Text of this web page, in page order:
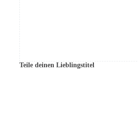
Teile deinen Lieblingstitel